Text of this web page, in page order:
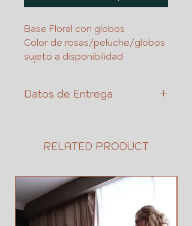
Base Floral con globos
Color de rosas/peluche/globos
sujeto a disponibilidad
Datos de Entrega
NOMBRE DE DESTINATARIO
ENTRE QUE CALLES O
REFERENCIAS
SI ES EN TRABAJO EN
QUE AREA O # DE EXT
RELATED PRODUCT